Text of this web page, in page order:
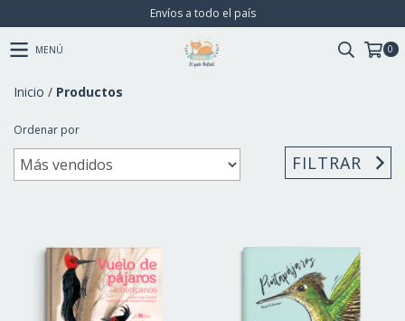
Envíos a todo el país
MENÚ 0
Inicio / Productos
Ordenar por
FILTRAR